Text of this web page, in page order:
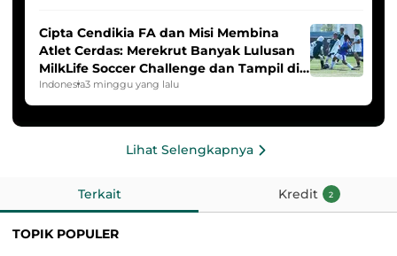
Cipta Cendikia FA dan Misi Membina
Atlet Cerdas: Merekrut Banyak Lulusan
MilkLife Soccer Challenge dan Tampil di
HYDROPLUS Soccer League
Indonesia3 minggu yang lalu
Lihat Selengkapnya
Terkait Kredit 2
TOPIK POPULER